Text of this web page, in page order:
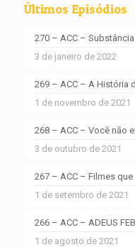
Últimos Episódios
270 – ACC –
3 de janeiro de 2022
269 – ACC – A História
1 de novembro de 2021
268 – ACC – Você não
3 de outubro de 2021
267 – ACC – Filmes
1 de setembro de 2021
266 – ACC – ADEUS
1 de agosto de 2021